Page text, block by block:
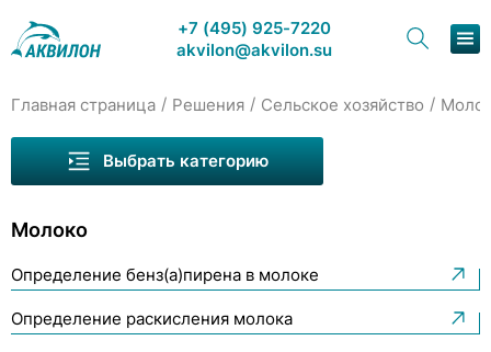
+7 (495) 925-7220
akvilon@akvilon.su
Каталог
Сервис и ремонт
Главная страница / Решения / Сельское хозяйство /
Молоко
Определение бенз(a)пирена в молоке
Определение раскисления молока
Выбрать категорию
Зерно
Мясо
Продукты пчеловодства
Семена масличных культур